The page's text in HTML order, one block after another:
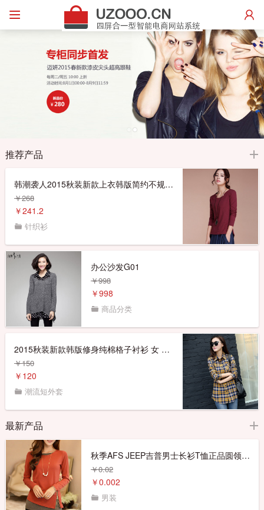
推荐产品
韩潮袭人2015秋装新款上衣韩版简约不规则宽松显瘦棉t恤女打底衫
￥268
￥241.2
针织衫
办公沙发G01
￥998
￥998
商品分类
2015秋装新款韩版修身纯棉格子衬衫 女 长袖休闲中长款衬衣
￥150
￥120
潮流短外套
最新产品
秋季AFS JEEP吉普男士长衫T恤正品圆领运动长袖t恤 男装上衣大码
￥0.02
￥0.002
男装